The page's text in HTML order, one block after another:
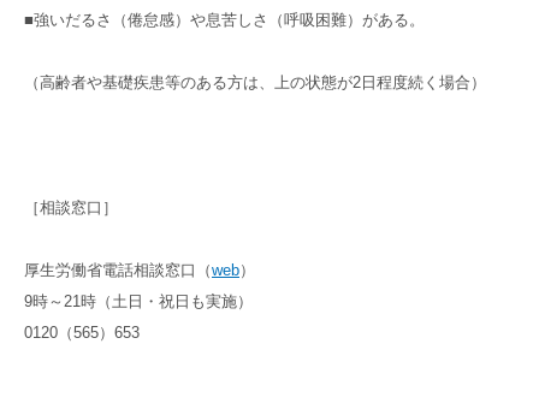
■強いだるさ（倦怠感）や息苦しさ（呼吸困難）がある。
（高齢者や基礎疾患等のある方は、上の状態が2日程度続く場合）
［相談窓口］
厚生労働省電話相談窓口（web）
9時～21時（土日・祝日も実施）
0120（565）653